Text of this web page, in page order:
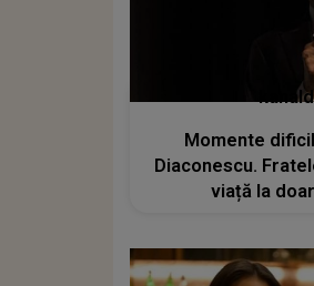
Momente
Diaconescu.
viață la